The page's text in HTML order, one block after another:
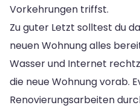
Vorkehrungen triffst.
Zu guter Letzt solltest du
neuen Wohnung alles
Wasser und Internet
die neue Wohnung vorab.
Renovierungsarbeiten